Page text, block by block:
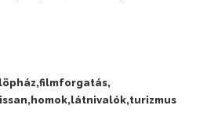
filmforgatás
homok látnivalók turizmus